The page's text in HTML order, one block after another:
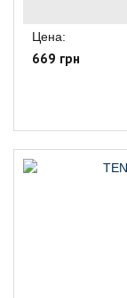
Цена:
669 грн